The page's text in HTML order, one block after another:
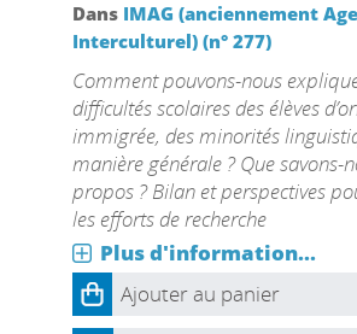
Dans IMAG (anciennement
Interculturel) (n° 277)
Comment pouvons-nous
difficultés scolaires des élèves
immigrée, des minorités
manière générale ? Que savons-
propos ? Bilan et perspectives
les efforts de recherche
Plus d'information...
Ajouter au panier